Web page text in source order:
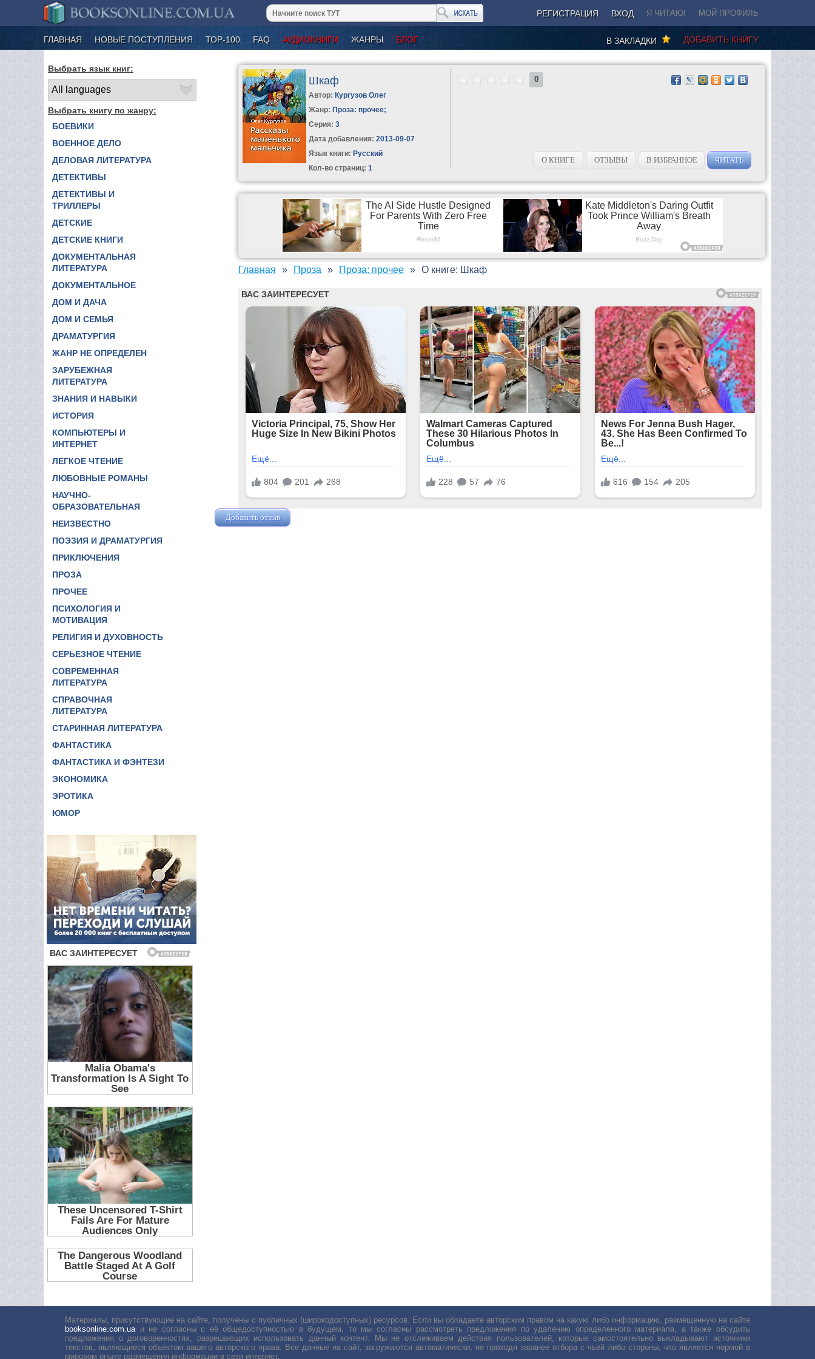
РЕГИСТРАЦИЯ ВХОД Я ЧИТАЮ! МОЙ ПРОФИЛЬ
ГЛАВНАЯ НОВЫЕ ПОСТУПЛЕНИЯ ТОР-100 FAQ АУДИОКНИГИ ЖАНРЫ БЛОГ ДОБАВИТЬ КНИГУ
В ЗАКЛАДКИ
Выбрать язык книг:
Выбрать книгу по жанру:
БОЕВИКИ
ВОЕННОЕ ДЕЛО
ДЕЛОВАЯ ЛИТЕРАТУРА
ДЕТЕКТИВЫ
ДЕТЕКТИВЫ И
ТРИЛЛЕРЫ
ДЕТСКИЕ
ДЕТСКИЕ КНИГИ
ДОКУМЕНТАЛЬНАЯ
ЛИТЕРАТУРА
ДОКУМЕНТАЛЬНОЕ
ДОМ И ДАЧА
ДОМ И СЕМЬЯ
ДРАМАТУРГИЯ
ЖАНР НЕ ОПРЕДЕЛЕН
ЗАРУБЕЖНАЯ
ЛИТЕРАТУРА
ЗНАНИЯ И НАВЫКИ
ИСТОРИЯ
КОМПЬЮТЕРЫ И
ИНТЕРНЕТ
ЛЕГКОЕ ЧТЕНИЕ
ЛЮБОВНЫЕ РОМАНЫ
НАУЧНО-
ОБРАЗОВАТЕЛЬНАЯ
НЕИЗВЕСТНО
ПОЭЗИЯ И ДРАМАТУРГИЯ
ПРИКЛЮЧЕНИЯ
ПРОЗА
ПРОЧЕЕ
ПСИХОЛОГИЯ И
МОТИВАЦИЯ
РЕЛИГИЯ И ДУХОВНОСТЬ
СЕРЬЕЗНОЕ ЧТЕНИЕ
СОВРЕМЕННАЯ
ЛИТЕРАТУРА
СПРАВОЧНАЯ
ЛИТЕРАТУРА
СТАРИННАЯ ЛИТЕРАТУРА
ФАНТАСТИКА
ФАНТАСТИКА И ФЭНТЕЗИ
ЭКОНОМИКА
ЭРОТИКА
ЮМОР
Шкаф
Автор: Кургузов Олег
Жанр: Проза: прочее;
Серия:3
Дата добавления: 2013-09-07
Язык книги: Русский
Кол-во страниц: 1
0
О КНИГЕ ОТЗЫВЫ В ИЗБРАННОЕ ЧИТАТЬ
Главная Проза Проза: прочее О книге: Шкаф
Добавить отзыв
Материалы, присутствующие на сайте, получены с публичных (широкодоступных) ресурсов. Если вы обладаете авторским правом на какую либо информацию, размещенную на сайте
booksonline.com.ua и не согласны с её общедоступностью в будущем, то мы согласны рассмотреть предложения по удалению определенного материала, а также обсудить
предложения о договоренностях, разрешающих использовать данный контент. Мы не отслеживаем действия пользователей, которые самостоятельно выкладывают источники
текстов, являющиеся объектом вашего авторского права. Все данные на сайт, загружаются автоматически, не проходя заранее отбора с чьей либо стороны, что является нормой в
мировом опыте размещения информации в сети интернет.